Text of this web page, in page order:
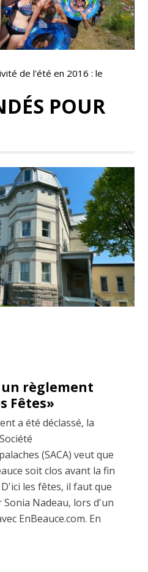
de l'été en 2016 : le
POUR
un règlement
Fêtes»
a été déclassé, la
(SACA) veut que
soit clos avant la fin
les fêtes, il faut que
Nadeau, lors d'un
EnBeauce.com. En